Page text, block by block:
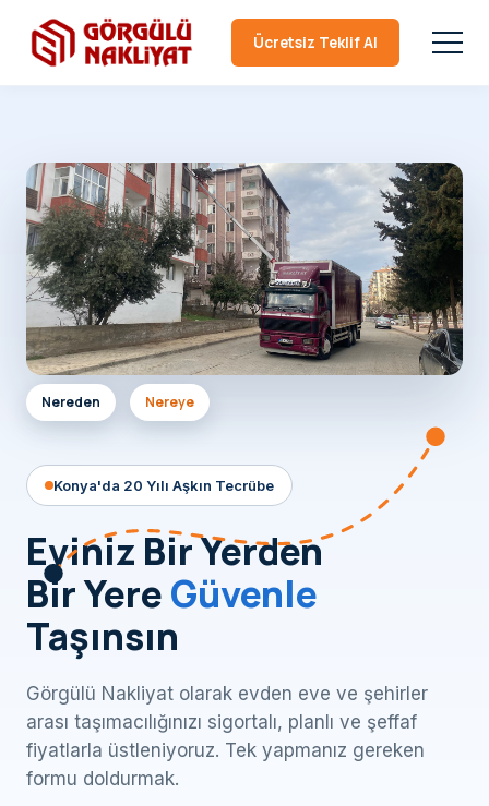
Ücretsiz Teklif Al
Konya'da 20 Yılı Aşkın Tecrübe
Eviniz Bir Yerden
Bir YereGüvenle
Taşınsın
Görgülü Nakliyat olarak evden eve ve şehirler
arası taşımacılığınızı sigortalı, planlı ve şeffaf
fiyatlarla üstleniyoruz. Tek yapmanız gereken
formu doldurmak.
Nereden Nereye